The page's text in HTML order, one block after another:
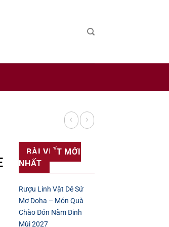
tín trên thế giới.
BÀI VIẾT MỚI
NHẤT
Rượu Linh Vật Dê Sứ
Mơ Doha – Món Quà
Chào Đón Năm Đinh
Mùi 2027